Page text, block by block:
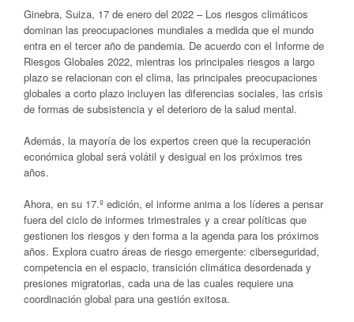
Ginebra, Suiza, 17 de enero del 2022 – Los riesgos climáticos
dominan las preocupaciones mundiales a medida que el mundo
entra en el tercer año de pandemia. De acuerdo con el Informe de
Riesgos Globales 2022, mientras los principales riesgos a largo
plazo se relacionan con el clima, las principales preocupaciones
globales a corto plazo incluyen las diferencias sociales, las crisis
de formas de subsistencia y el deterioro de la salud mental.
Además, la mayoría de los expertos creen que la recuperación
económica global será volátil y desigual en los próximos tres
años.
Ahora, en su 17.º edición, el informe anima a los líderes a pensar
fuera del ciclo de informes trimestrales y a crear políticas que
gestionen los riesgos y den forma a la agenda para los próximos
años. Explora cuatro áreas de riesgo emergente: ciberseguridad,
competencia en el espacio, transición climática desordenada y
presiones migratorias, cada una de las cuales requiere una
coordinación global para una gestión exitosa.